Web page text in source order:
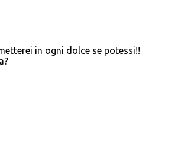
in ogni dolce se potessi!!